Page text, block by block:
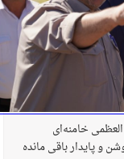
خامنه‌ای
و پایدار باقی مانده